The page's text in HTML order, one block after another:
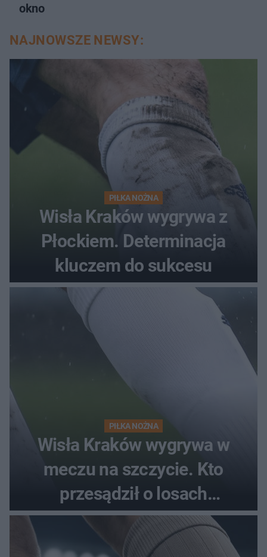
okno
NAJNOWSZE NEWSY:
PIŁKA NOŻNA
Wisła Kraków wygrywa z
Płockiem. Determinacja
kluczem do sukcesu
PIŁKA NOŻNA
Wisła Kraków wygrywa w
meczu na szczycie. Kto
przesądził o losach
spotkania?